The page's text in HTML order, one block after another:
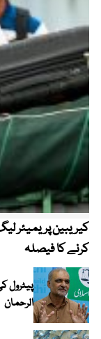
کرنے کا فیصلہ
الرحمان